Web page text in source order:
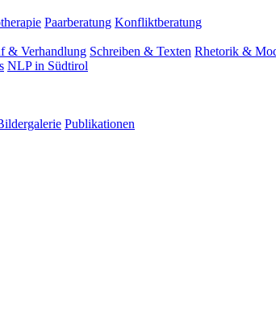
Paarberatung Konfliktberatung
& Verhandlung Schreiben & Texten Rhetorik &
NLP in Südtirol
Publikationen